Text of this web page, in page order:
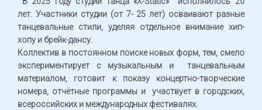
лет. Участники студии (от 7- 25 лет) осваивают разные
танцевальные стили, уделяя отдельное внимание хип-
хопу и брейк-дансу.
Коллектив в постоянном поиске новых форм, тем, смело
экспериментирует с музыкальным и танцевальным
материалом, готовит к показу концертно-творческие
номера, отчётные программы и участвует в городских,
всероссийских и международных фестивалях.